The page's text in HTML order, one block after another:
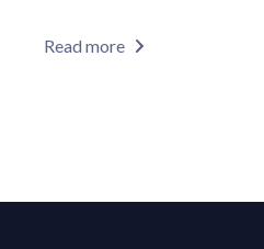
Read more